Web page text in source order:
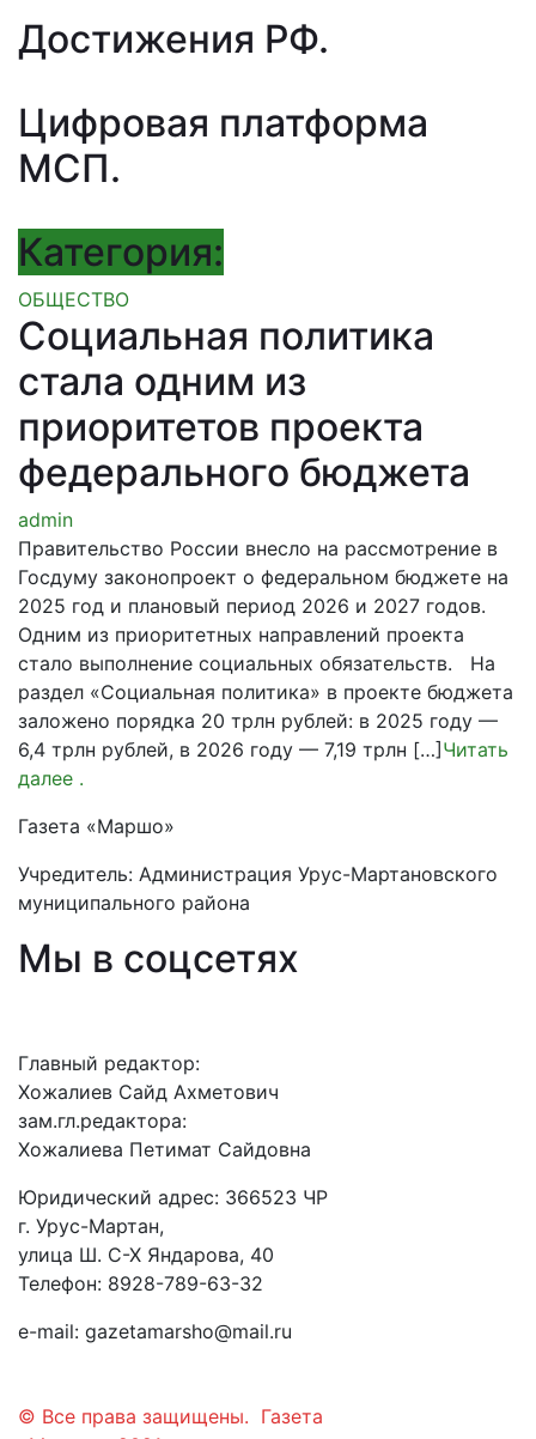
Достижения РФ.
Цифровая платформа
МСП.
Категория:
ОБЩЕСТВО
Социальная политика
стала одним из
приоритетов проекта
федерального бюджета
admin
Правительство России внесло на рассмотрение в
Госдуму законопроект о федеральном бюджете на
2025 год и плановый период 2026 и 2027 годов.
Одним из приоритетных направлений проекта
стало выполнение социальных обязательств. На
раздел «Социальная политика» в проекте бюджета
заложено порядка 20 трлн рублей: в 2025 году —
6,4 трлн рублей, в 2026 году — 7,19 трлн […] Читать
далее .
Газета «Маршо»
Учредитель: Администрация Урус-Мартановского
муниципального района
Мы в соцсетях
Главный редактор:
Хожалиев Сайд Ахметович
зам.гл.редактора:
Хожалиева Петимат Сайдовна
Юридический адрес: 366523 ЧР
г. Урус-Мартан,
улица Ш. С-Х Яндарова, 40
Телефон: 8928-789-63-32
e-mail: gazetamarsho@mail.ru
© Все права защищены. Газета